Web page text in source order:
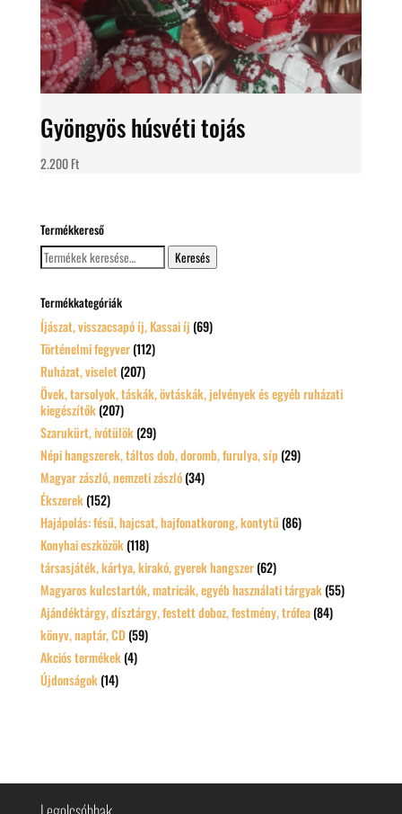
Gyöngyös húsvéti tojás
2.200Ft
Termékkereső
Keresés
a
Keresés
Termékkategóriák
Íjászat, visszacsapó íj, Kassai íj (69)
Történelmi fegyver (112)
Ruházat, viselet (207)
Övek, tarsolyok, táskák, övtáskák, jelvények és egyéb ruházati
kiegészítők (207)
Szarukürt, ivótülök (29)
Népi hangszerek, táltos dob, doromb, furulya, síp (29)
Magyar zászló, nemzeti zászló (34)
Ékszerek (152)
Hajápolás: fésű, hajcsat, hajfonatkorong, kontytű (86)
Konyhai eszközök (118)
társasjáték, kártya, kirakó, gyerek hangszer (62)
Magyaros kulcstartók, matricák, egyéb használati tárgyak (55)
Ajándéktárgy, dísztárgy, festett doboz, festmény, trófea (84)
könyv, naptár, CD (59)
Akciós termékek (4)
Újdonságok (14)